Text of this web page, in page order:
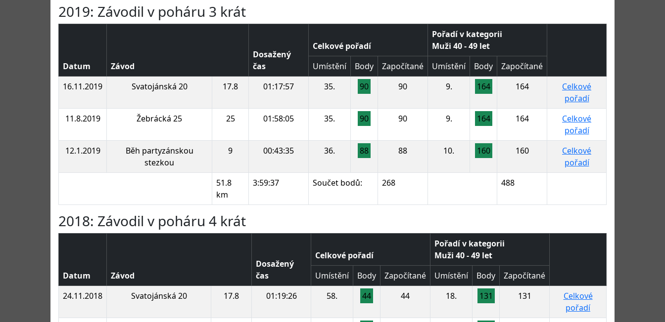
2019: Závodil v poháru 3 krát
Datum Závod
Dosažený
čas
Celkové pořadí
Pořadí v kategorii
Muži 40 - 49 let
Umístění
Body Započítané Umístění Body
Započítané
16.11.2019
Svatojánská 20 17.8 01:17:57 35. 90 90 9. 164 164
Celkové
pořadí
11.8.2019
Žebrácká 25 25 01:58:05 35. 90 90 9. 164 164
Celkové
pořadí
12.1.2019
Běh partyzánskou
stezkou
9 00:43:35 36. 88 88 10. 160 160
Celkové
pořadí
51.8
km
3:59:37 Součet bodů: 268 488
2018: Závodil v poháru 4 krát
Datum Závod
Dosažený
čas
Celkové pořadí
Pořadí v kategorii
Muži 40 - 49 let
Umístění
Body Započítané Umístění Body
Započítané
24.11.2018
Svatojánská 20 17.8 01:19:26 58. 44 44 18. 131 131
Celkové
pořadí